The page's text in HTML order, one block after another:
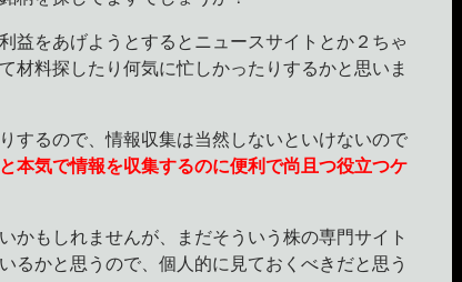
益をあげようとするとニュースサイトとか２ちゃ
材料探したり何気に忙しかったりするかと思いま
するので、情報収集は当然しないといけないので
本気で情報を収集するのに便利で尚且つ役立つケ
かもしれませんが、まだそういう株の専門サイト
るかと思うので、個人的に見ておくべきだと思う